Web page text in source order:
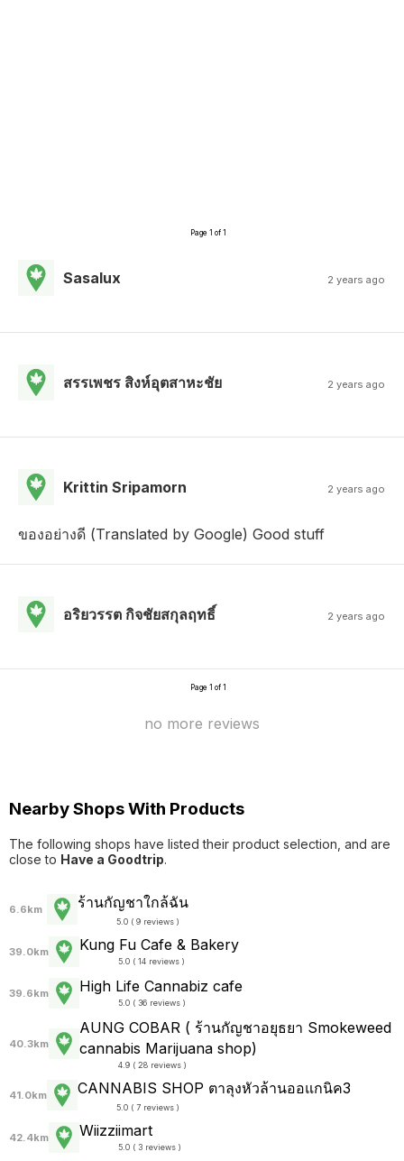
Page 1 of 1
Sasalux 2 years ago
สรรเพชร สิงห์อุตสาหะชัย 2 years ago
Krittin Sripamorn 2 years ago
ของอย่างดี (Translated by Google) Good stuff
อริยวรรต กิจชัยสกุลฤทธิ์ 2 years ago
Page 1 of 1
no more reviews
Nearby Shops With Products
The following shops have listed their product selection, and are
close to Have a Goodtrip.
6.6km ร้านกัญชาใกล้ฉัน
5.0 ( 9 reviews )
39.0km Kung Fu Cafe & Bakery
5.0 ( 14 reviews )
39.6km High Life Cannabiz cafe
5.0 ( 36 reviews )
40.3km
AUNG COBAR ( ร้านกัญชาอยุธยา Smokeweed
cannabis Marijuana shop)
4.9 ( 28 reviews )
41.0km CANNABIS SHOP ตาลุงหัวล้านออแกนิค3
5.0 ( 7 reviews )
42.4km Wiizziimart
5.0 ( 3 reviews )